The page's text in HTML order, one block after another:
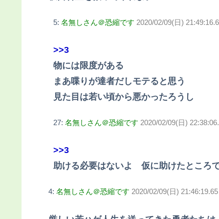
5: 名無しさん＠恐縮です 2020/02/09(日)
>>3
物には限度がある
まあ喋りが達者だしモテると思う
見た目は若い頃から悪かったろうし
27: 名無しさん＠恐縮です 2020/02/09(日)
>>3
助ける必要はないよ 仮に助けたところ
4: 名無しさん＠恐縮です 2020/02/09(日)